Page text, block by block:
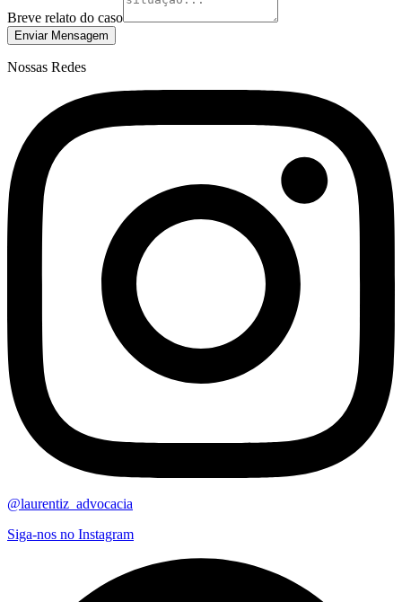
Breve relato do caso
Enviar Mensagem
Nossas Redes
@laurentiz_advocacia
Siga-nos no Instagram